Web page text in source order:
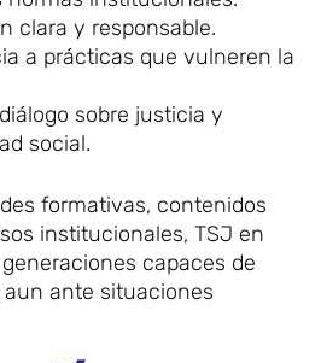
clara y responsable.
a prácticas que vulneren la
sobre justicia y
social.
formativas, contenidos
institucionales, TSJ en
capaces de
ante situaciones